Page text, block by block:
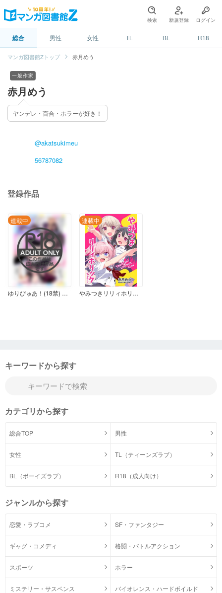
検索 新規登録 ログイン
総合 男性 女性 TL BL R18
マンガ図書館Zトップ 赤月めう
一般作家
赤月めう
ヤンデレ・百合・ホラーが好き！
@akatsukimeu
56787082
登録作品
連載中
ゆりぴゅあ！(18禁) 乳がエロすぎてデリヘル嬢と間違われる女
連載中
やみつきリリィホリックちゅう♪ 第1話 うへへへ、やみつき♪
キーワードから探す
カテゴリから探す
総合TOP 男性
女性 TL（ティーンズラブ）
BL（ボーイズラブ） R18（成人向け）
ジャンルから探す
恋愛・ラブコメ SF・ファンタジー
ギャグ・コメディ 格闘・バトルアクション
スポーツ ホラー
ミステリー・サスペンス バイオレンス・ハードボイルド